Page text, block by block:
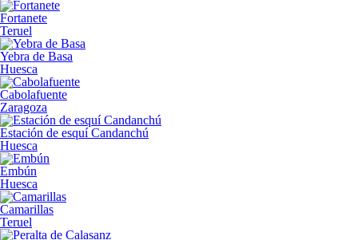
Fortanete
Teruel
Yebra de Basa
Huesca
Cabolafuente
Zaragoza
Estación de esquí Candanchú
Huesca
Embún
Huesca
Camarillas
Teruel